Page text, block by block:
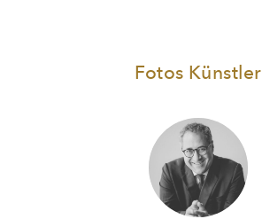
Fotos Künstler